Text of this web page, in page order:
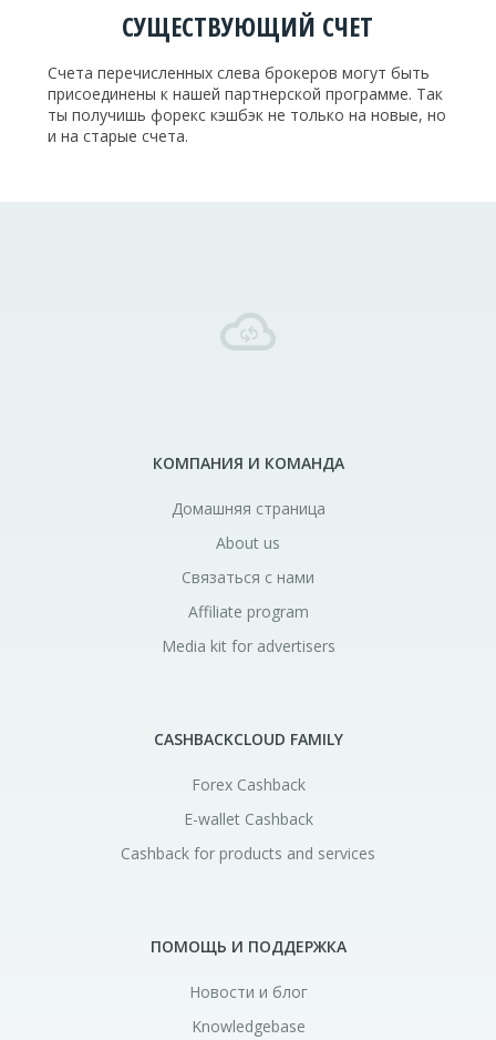
СУЩЕСТВУЮЩИЙ СЧЕТ
Счета перечисленных слева брокеров могут быть
присоединены к нашей партнерской программе. Так
ты получишь форекс кэшбэк не только на новые, но
и на старые счета.
КОМПАНИЯ И КОМАНДА
Домашняя страница
About us
Связаться с нами
Affiliate program
Media kit for advertisers
CASHBACKCLOUD FAMILY
Forex Cashback
E-wallet Cashback
Cashback for products and services
ПОМОЩЬ И ПОДДЕРЖКА
Новости и блог
Knowledgebase